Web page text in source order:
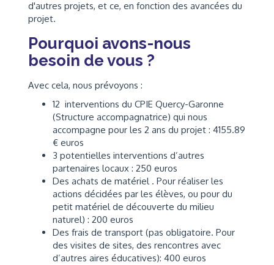
d'autres projets, et ce, en fonction des avancées du
projet.
Pourquoi avons-nous
besoin de vous ?
Avec cela, nous prévoyons :
12 interventions du CPIE Quercy-Garonne
(Structure accompagnatrice) qui nous
accompagne pour les 2 ans du projet : 4155.89
€ euros
3 potentielles interventions d’autres
partenaires locaux : 250 euros
Des achats de matériel . Pour réaliser les
actions décidées par les élèves, ou pour du
petit matériel de découverte du milieu
naturel) : 200 euros
Des frais de transport (pas obligatoire. Pour
des visites de sites, des rencontres avec
d’autres aires éducatives): 400 euros